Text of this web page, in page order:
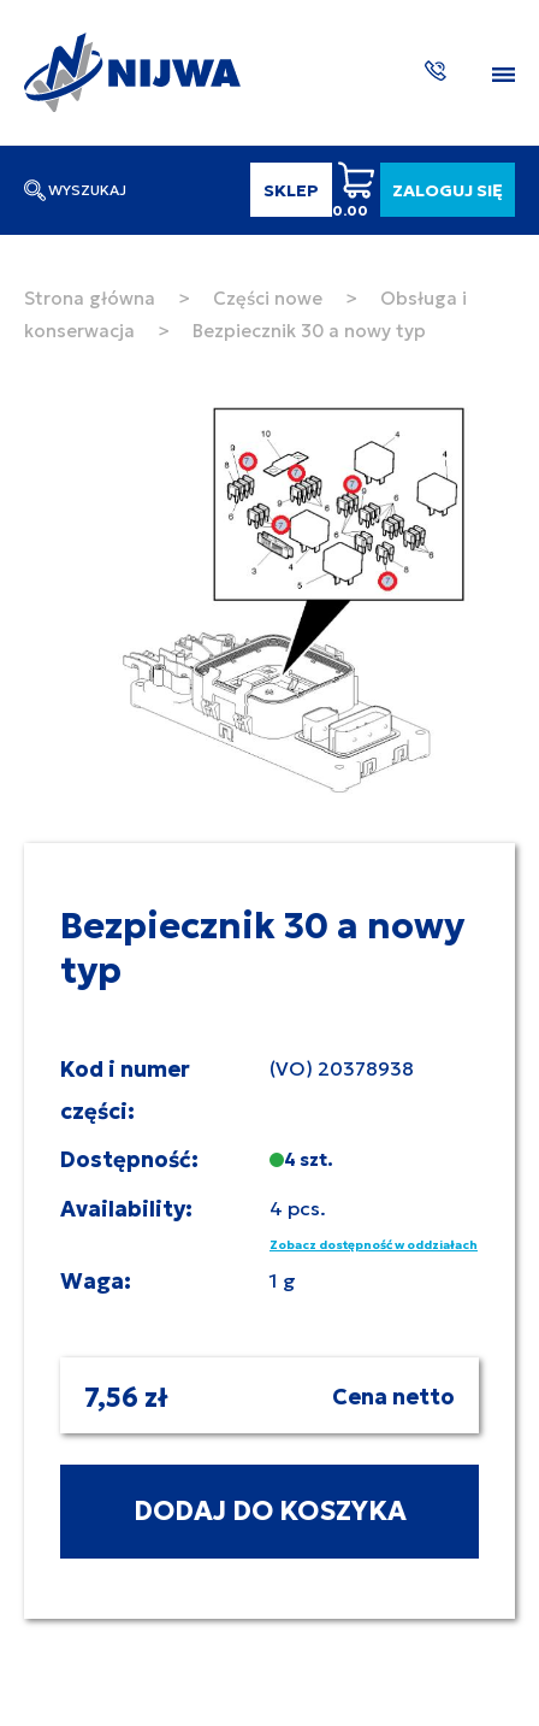
WYSZUKAJ SKLEP
0.00
ZALOGUJ SIĘ
Wpisz numer katalogowy lub nazwę
SZUKAJ
Strona główna > Części nowe >
Obsługa i
konserwacja
> Bezpiecznik 30 a nowy typ
Bezpiecznik 30 a nowy
typ
Kod i numer
części:
(VO) 20378938
Dostępność: 4 szt.
Availability: 4 pcs.
Zobacz dostępność w oddziałach
Waga: 1 g
7,56 zł Cena netto
DODAJ DO KOSZYKA